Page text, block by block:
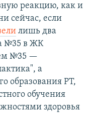
реакцию, как и
сейчас, если
лишь два
№35 в ЖК
№35 —
а
образования РТ,
обучения
здоровья